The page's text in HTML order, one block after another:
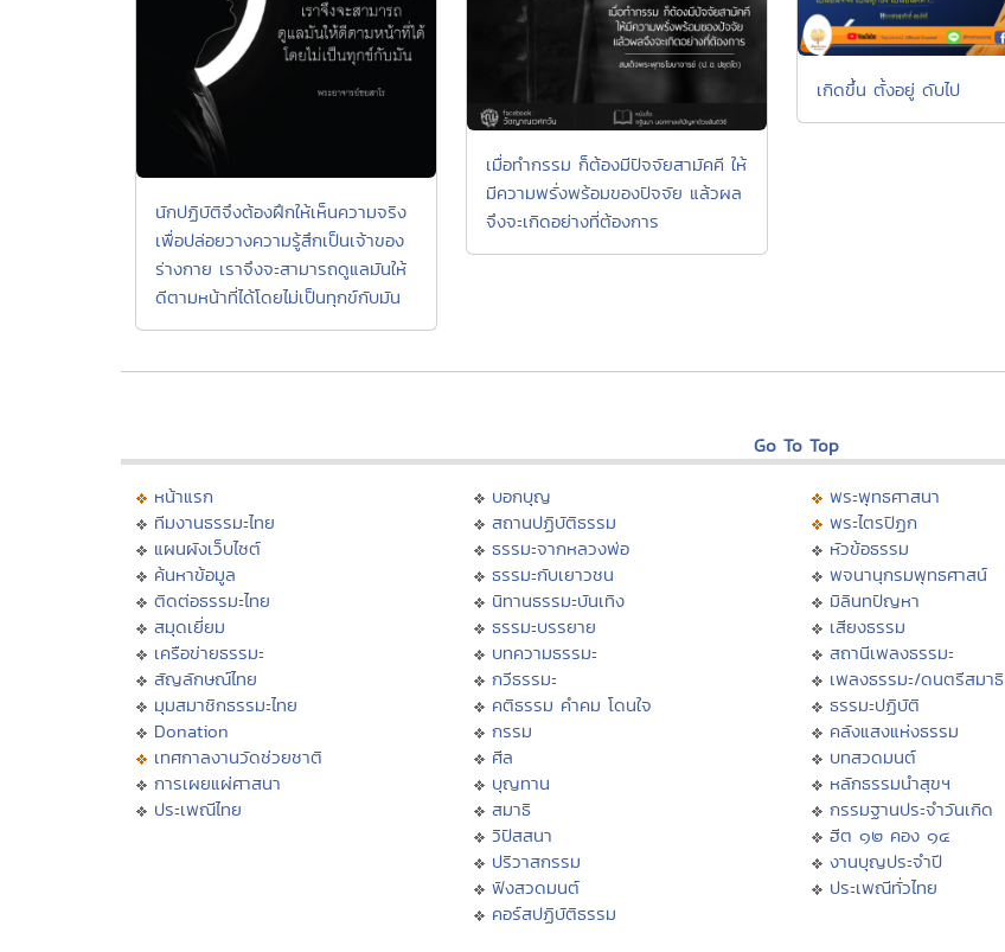
นักปฏิบัติจึงต้องฝึกให้เห็นความจริง
เพื่อปล่อยวางความรู้สึกเป็นเจ้าของ
ร่างกาย เราจึงจะสามารถดูแลมันให้
ดีตามหน้าที่ได้โดยไม่เป็นทุกข์กับมัน
เมื่อทำกรรม ก็ต้องมีปัจจัยสามัคคี ให้
มีความพรั่งพร้อมของปัจจัย แล้วผล
จึงจะเกิดอย่างที่ต้องการ
เกิดขึ้น ตั้งอยู่ ดับไป
Go To Top
หน้าแรก
ทีมงานธรรมะไทย
แผนผังเว็บไซต์
ค้นหาข้อมูล
ติดต่อธรรมะไทย
สมุดเยี่ยม
เครือข่ายธรรมะ
สัญลักษณ์ไทย
มุมสมาชิกธรรมะไทย
Donation
เทศกาลงานวัดช่วยชาติ
การเผยแผ่ศาสนา
ประเพณีไทย
บอกบุญ
สถานปฏิบัติธรรม
ธรรมะจากหลวงพ่อ
ธรรมะกับเยาวชน
นิทานธรรมะบันเทิง
ธรรมะบรรยาย
บทความธรรมะ
กวีธรรมะ
คติธรรม คำคม โดนใจ
กรรม
ศีล
บุญทาน
สมาธิ
วิปัสสนา
ปริวาสกรรม
ฟังสวดมนต์
คอร์สปฏิบัติธรรม
พระพุทธศาสนา
พระไตรปิฏก
หัวข้อธรรม
พจนานุกรมพุทธศาสน์
มิลินทปัญหา
เสียงธรรม
สถานีเพลงธรรมะ
เพลงธรรมะ/ดนตรีสมาธิ
ธรรมะปฏิบัติ
คลังแสงแห่งธรรม
บทสวดมนต์
หลักธรรมนำสุขฯ
กรรมฐานประจำวันเกิด
ฮีต ๑๒ คอง ๑๔
งานบุญประจำปี
ประเพณีทั่วไทย